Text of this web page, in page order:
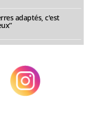
adaptés, c'est